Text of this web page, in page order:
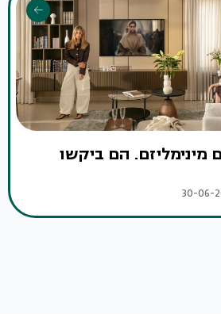
מינימליזם. הם ביקשו
30-06-